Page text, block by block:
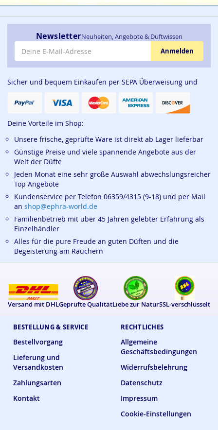
BESTELLUNG & SERVICE
Bestellvorgang
Lieferung und
Versandkosten
Zahlungsarten
Kontakt
RECHTLICHES
Allgemeine
Geschäftsbedingungen
Widerrufsbelehrung
Datenschutz
Impressum
Cookie-Einstellungen
NewsletterNeuheiten, Angebote & Duftwissen
E-Mail-Adresse
Anmelden
Sicher und bequem Einkaufen per SEPA Überweisung und
Deine Vorteile im Shop:
Unsere frische, geprüfte Ware ist direkt ab Lager lieferbar
Günstige Preise und viele spannende Angebote aus der
Welt der Düfte
Jeden Monat eine sehr große Auswahl abwechslungsreicher
Top Angebote
Kundenservice per Telefon 06359/4315 (9-18) und per Mail
an shop@ephra-world.de
Familienbetrieb mit über 45 Jahren gelebter Erfahrung als
Einzelhändler
Alles für die pure Freude an guten Düften und die
Begeisterung am Räuchern
Versand mit DHLGeprüfte QualitätLiebe zur NaturSSL-verschlüsselt